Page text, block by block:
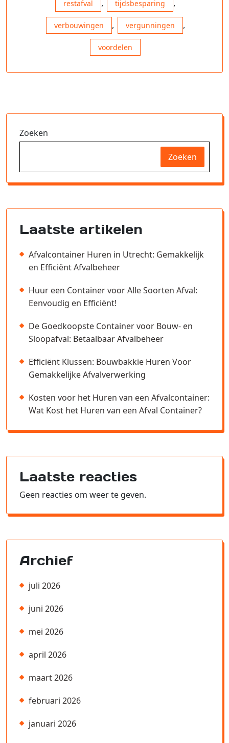
restafval , tijdsbesparing ,
verbouwingen , vergunningen ,
voordelen
Zoeken
Zoeken
Laatste artikelen
Afvalcontainer Huren in Utrecht: Gemakkelijk
en Efficiënt Afvalbeheer
Huur een Container voor Alle Soorten Afval:
Eenvoudig en Efficiënt!
De Goedkoopste Container voor Bouw- en
Sloopafval: Betaalbaar Afvalbeheer
Efficiënt Klussen: Bouwbakkie Huren Voor
Gemakkelijke Afvalverwerking
Kosten voor het Huren van een Afvalcontainer:
Wat Kost het Huren van een Afval Container?
Laatste reacties
Geen reacties om weer te geven.
Archief
juli 2026
juni 2026
mei 2026
april 2026
maart 2026
februari 2026
januari 2026